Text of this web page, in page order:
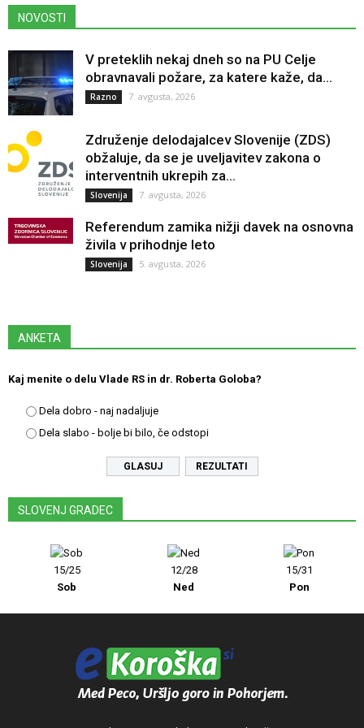
NOVOSTI
V preteklih nekaj dneh so na PU Celje
obravnavali požare, za katere kaže, da...
Razno 7. avgusta, 2026
Združenje delodajalcev Slovenije (ZDS)
obžaluje, da se je uveljavitev zakona o
interventnih ukrepih za...
Slovenija 7. avgusta, 2026
Referendum zamika nižji davek na osnovna
živila v prihodnje leto
Slovenija 5. avgusta, 2026
ANKETA
Kaj menite o delu Vlade RS in dr. Roberta Goloba?
Dela dobro - naj nadaljuje
Dela slabo - bolje bi bilo, če odstopi
REZULTATI
SLOVENJ GRADEC
15/25
Sob
12/28
Ned
15/31
Pon